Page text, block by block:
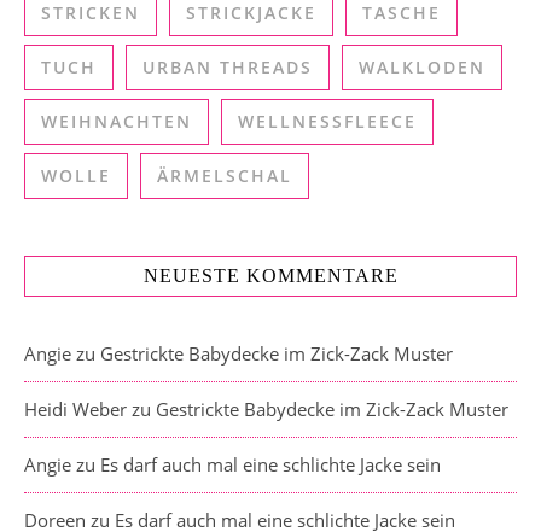
STRICKEN STRICKJACKE TASCHE
TUCH URBAN THREADS WALKLODEN
WEIHNACHTEN WELLNESSFLEECE
WOLLE ÄRMELSCHAL
NEUESTE KOMMENTARE
Angie zu Gestrickte Babydecke im Zick-Zack Muster
Heidi Weber zu Gestrickte Babydecke im Zick-Zack Muster
Angie zu Es darf auch mal eine schlichte Jacke sein
Doreen zu Es darf auch mal eine schlichte Jacke sein